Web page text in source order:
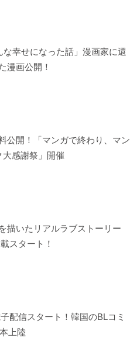
な幸せになった話」漫画家に還
漫画公開！
公開！「マンガで終わり、マン
大感謝祭」開催
描いたリアルラブストーリー
スタート！
配信スタート！韓国のBLコミ
上陸